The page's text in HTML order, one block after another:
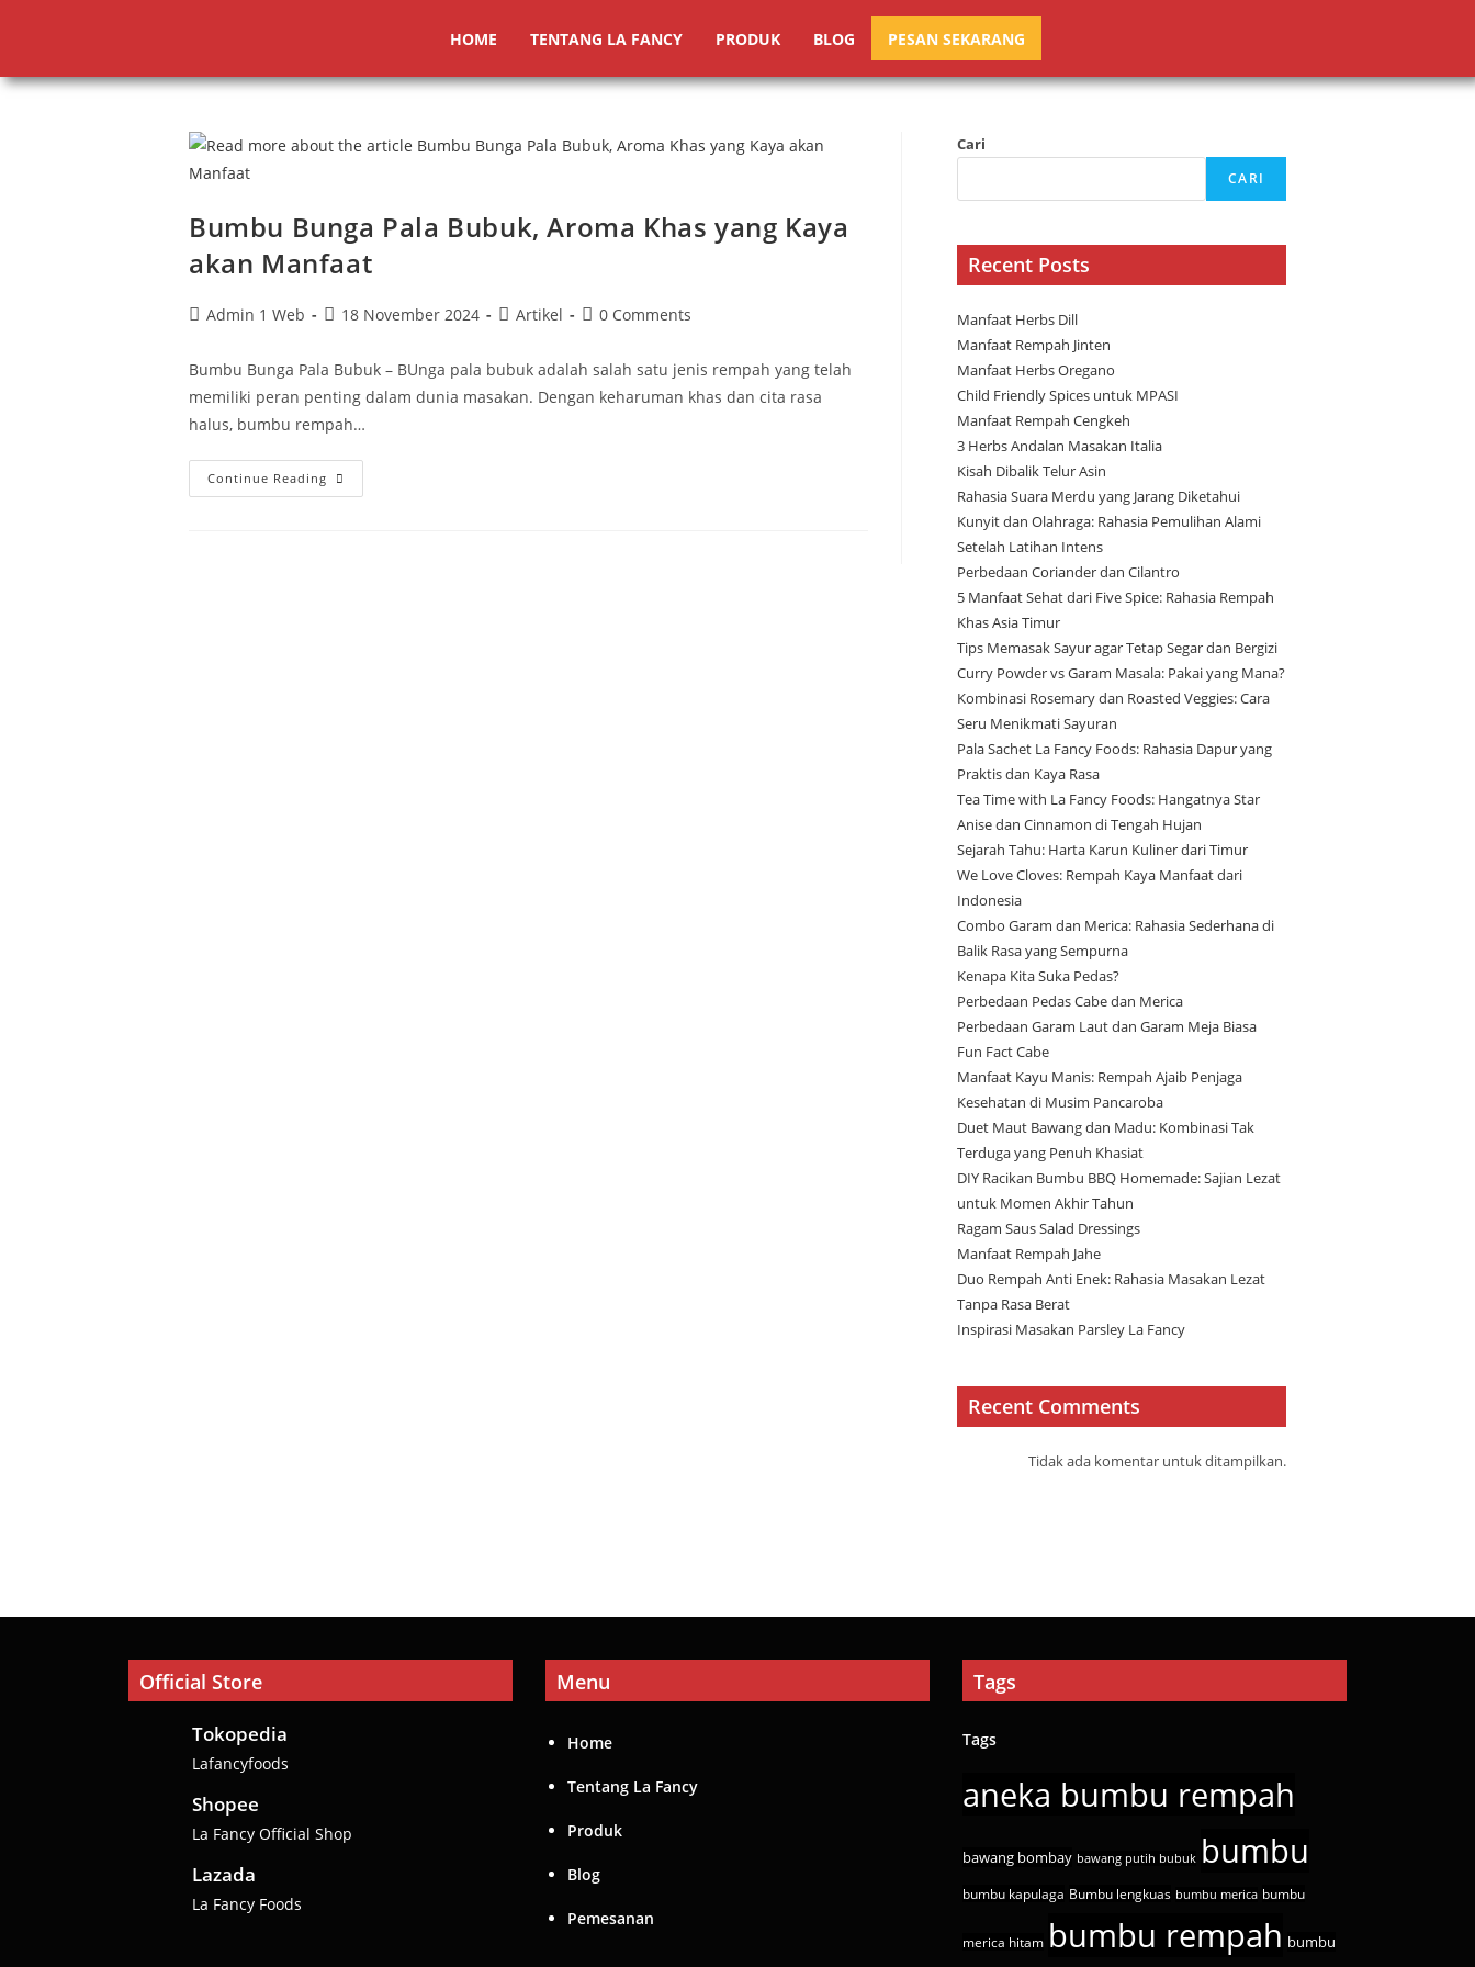
HOME TENTANG LA FANCY PRODUK BLOG PESAN SEKARANG
Bumbu Bunga Pala Bubuk, Aroma Khas yang Kaya
akan Manfaat
Admin 1 Web 18 November 2024 Artikel 0 Comments
Bumbu Bunga Pala Bubuk – BUnga pala bubuk adalah salah satu jenis rempah yang telah
memiliki peran penting dalam dunia masakan. Dengan keharuman khas dan cita rasa
halus, bumbu rempah…
Continue Reading
Cari
CARI
Recent Posts
Manfaat Herbs Dill
Manfaat Rempah Jinten
Manfaat Herbs Oregano
Child Friendly Spices untuk MPASI
Manfaat Rempah Cengkeh
3 Herbs Andalan Masakan Italia
Kisah Dibalik Telur Asin
Rahasia Suara Merdu yang Jarang Diketahui
Kunyit dan Olahraga: Rahasia Pemulihan Alami
Setelah Latihan Intens
Perbedaan Coriander dan Cilantro
5 Manfaat Sehat dari Five Spice: Rahasia Rempah
Khas Asia Timur
Tips Memasak Sayur agar Tetap Segar dan Bergizi
Curry Powder vs Garam Masala: Pakai yang Mana?
Kombinasi Rosemary dan Roasted Veggies: Cara
Seru Menikmati Sayuran
Pala Sachet La Fancy Foods: Rahasia Dapur yang
Praktis dan Kaya Rasa
Tea Time with La Fancy Foods: Hangatnya Star
Anise dan Cinnamon di Tengah Hujan
Sejarah Tahu: Harta Karun Kuliner dari Timur
We Love Cloves: Rempah Kaya Manfaat dari
Indonesia
Combo Garam dan Merica: Rahasia Sederhana di
Balik Rasa yang Sempurna
Kenapa Kita Suka Pedas?
Perbedaan Pedas Cabe dan Merica
Perbedaan Garam Laut dan Garam Meja Biasa
Fun Fact Cabe
Manfaat Kayu Manis: Rempah Ajaib Penjaga
Kesehatan di Musim Pancaroba
Duet Maut Bawang dan Madu: Kombinasi Tak
Terduga yang Penuh Khasiat
DIY Racikan Bumbu BBQ Homemade: Sajian Lezat
untuk Momen Akhir Tahun
Ragam Saus Salad Dressings
Manfaat Rempah Jahe
Duo Rempah Anti Enek: Rahasia Masakan Lezat
Tanpa Rasa Berat
Inspirasi Masakan Parsley La Fancy
Recent Comments
Tidak ada komentar untuk ditampilkan.
Official Store
Tokopedia
Lafancyfoods
Shopee
La Fancy Official Shop
Lazada
La Fancy Foods
Menu
Home
Tentang La Fancy
Produk
Blog
Pemesanan
Tags
Tags
aneka bumbu rempah
bawang bombay bawang putih bubuk bumbu
bumbu kapulaga Bumbu lengkuas bumbu merica bumbu
merica hitam bumbu rempah bumbu